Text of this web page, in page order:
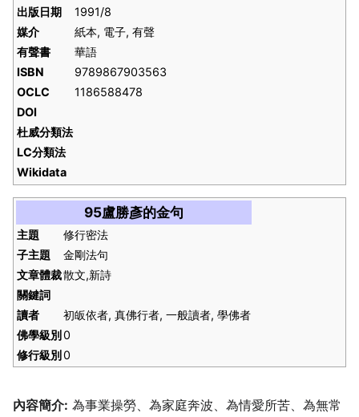
出版日期
1991/8
媒介
紙本, 電子, 有聲
有聲書
華語
ISBN
9789867903563
OCLC
1186588478
DOI
杜威分類法
LC分類法
Wikidata
95盧勝彥的金句
主題
修行密法
子主題
金剛法句
文章體裁散文,新詩
關鍵詞
讀者
初皈依者, 真佛行者, 一般讀者, 學佛者
佛學級別0
修行級別0
內容簡介: 為事業操勞、為家庭奔波、為情愛所苦、為無常